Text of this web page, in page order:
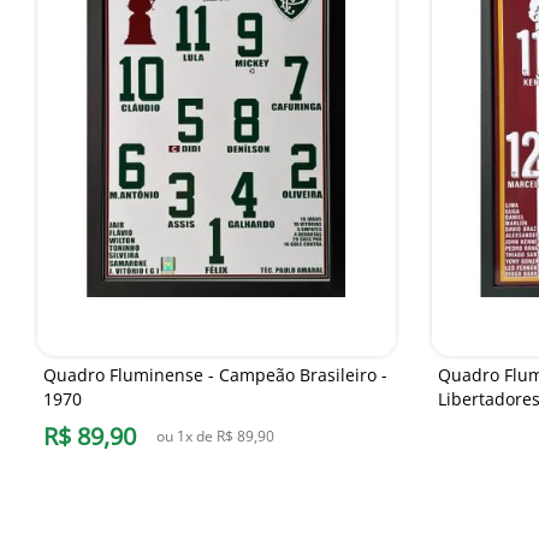
Quadro Fluminense - Campeão Brasileiro -
1970
R$ 89,90 ou 1x de R$ 89,90
Quadro